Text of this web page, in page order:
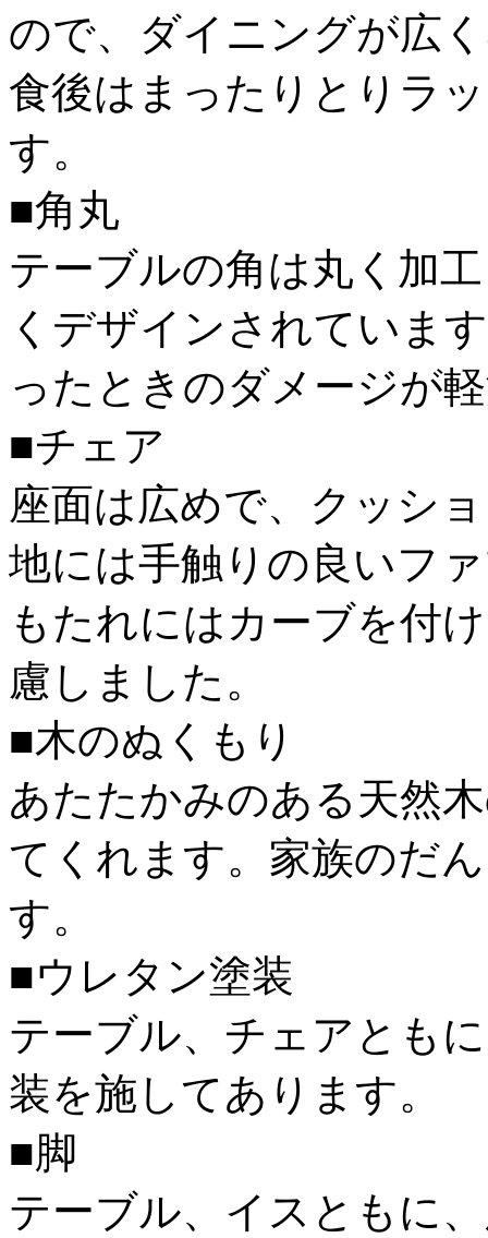
ので、ダイニングが広
食後はまったりとりラ
す。
■角丸
テーブルの角は丸く加
くデザインされていま
ったときのダメージが
■チェア
座面は広めで、クッシ
地には手触りの良いフ
もたれにはカーブを付
慮しました。
■木のぬくもり
あたたかみのある天然
てくれます。家族のだ
す。
■ウレタン塗装
テーブル、チェアとも
装を施してあります。
■脚
テーブル、イスともに